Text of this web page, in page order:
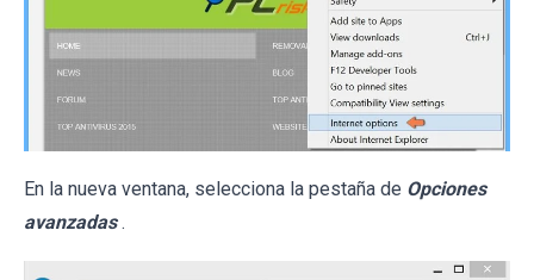
En la nueva ventana, selecciona la pestaña de Opciones
avanzadas .